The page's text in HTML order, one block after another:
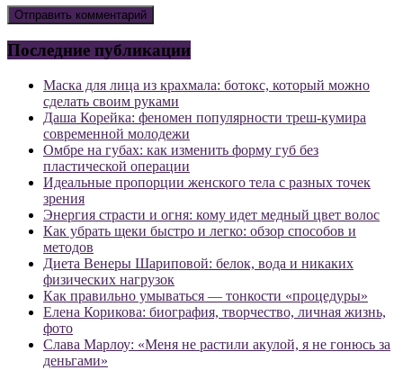
Последние публикации
Маска для лица из крахмала: ботокс, который можно
сделать своим руками
Даша Корейка: феномен популярности треш-кумира
современной молодежи
Омбре на губах: как изменить форму губ без
пластической операции
Идеальные пропорции женского тела с разных точек
зрения
Энергия страсти и огня: кому идет медный цвет волос
Как убрать щеки быстро и легко: обзор способов и
методов
Диета Венеры Шариповой: белок, вода и никаких
физических нагрузок
Как правильно умываться — тонкости «процедуры»
Елена Корикова: биография, творчество, личная жизнь,
фото
Слава Марлоу: «Меня не растили акулой, я не гонюсь за
деньгами»